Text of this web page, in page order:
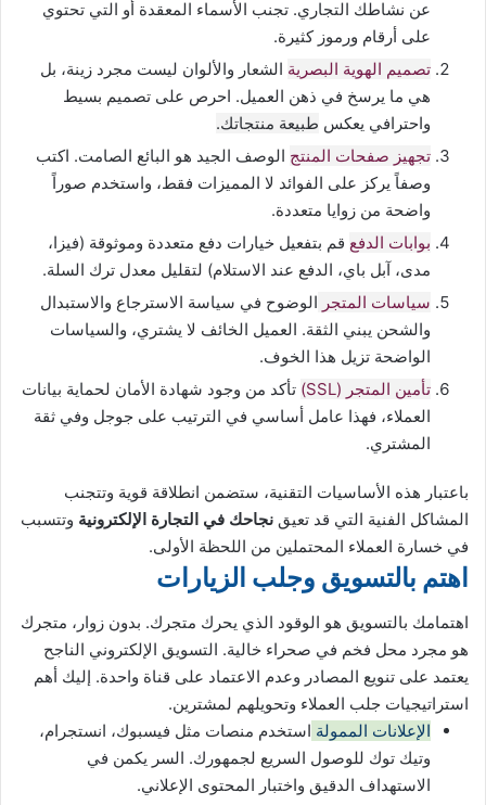
عن نشاطك التجاري. تجنب الأسماء المعقدة أو التي تحتوي
على أرقام ورموز كثيرة.
تصميم الهوية البصرية الشعار والألوان ليست مجرد زينة، بل
هي ما يرسخ في ذهن العميل. احرص على تصميم بسيط
واحترافي يعكس طبيعة منتجاتك.
تجهيز صفحات المنتج الوصف الجيد هو البائع الصامت. اكتب
وصفاً يركز على الفوائد لا المميزات فقط، واستخدم صوراً
واضحة من زوايا متعددة.
بوابات الدفع قم بتفعيل خيارات دفع متعددة وموثوقة (فيزا،
مدى، آبل باي، الدفع عند الاستلام) لتقليل معدل ترك السلة.
سياسات المتجر الوضوح في سياسة الاسترجاع والاستبدال
والشحن يبني الثقة. العميل الخائف لا يشتري، والسياسات
الواضحة تزيل هذا الخوف.
تأمين المتجر (SSL)
تأكد من وجود شهادة الأمان لحماية بيانات
العملاء، فهذا عامل أساسي في الترتيب على جوجل وفي ثقة
المشتري.
باعتبار هذه الأساسيات التقنية، ستضمن انطلاقة قوية وتتجنب
المشاكل الفنية التي قد تعيق نجاحك في التجارة الإلكترونية وتتسبب
في خسارة العملاء المحتملين من اللحظة الأولى.
اهتم بالتسويق وجلب الزيارات
اهتمامك بالتسويق هو الوقود الذي يحرك متجرك. بدون زوار، متجرك
هو مجرد محل فخم في صحراء خالية. التسويق الإلكتروني الناجح
يعتمد على تنويع المصادر وعدم الاعتماد على قناة واحدة. إليك أهم
استراتيجيات جلب العملاء وتحويلهم لمشترين.
الإعلانات الممولة استخدم منصات مثل فيسبوك، انستجرام،
وتيك توك للوصول السريع لجمهورك. السر يكمن في
الاستهداف الدقيق واختبار المحتوى الإعلاني.